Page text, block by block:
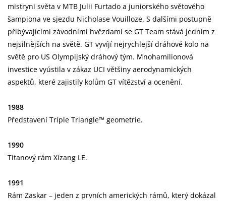
mistryni světa v MTB Julii Furtado a juniorského světového
šampiona ve sjezdu Nicholase Vouilloze. S dalšími postupně
přibývajícími závodními hvězdami se GT Team stává jedním z
nejsilnějších na světě. GT vyvíjí nejrychlejší dráhové kolo na
světě pro US Olympijský dráhový tým. Mnohamilionová
investice vyústila v zákaz UCI většiny aerodynamických
aspektů, které zajistily kolům GT vítězství a ocenění.
1988
Představení Triple Triangle™ geometrie.
1990
Titanový rám Xizang LE.
1991
Rám Zaskar – jeden z prvních amerických rámů, který dokázal